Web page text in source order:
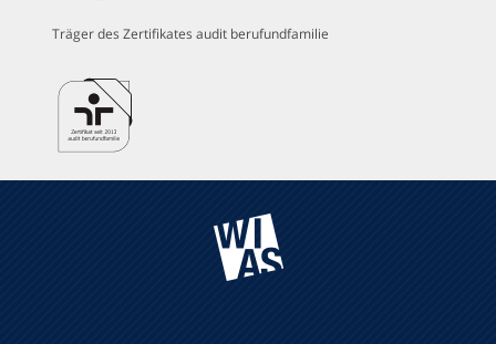
Träger des Zertifikates audit berufundfamilie